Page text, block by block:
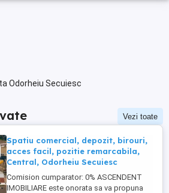
Odorheiu Secuiesc
Vezi toate
Spatiu comercial, depozit, birouri,
acces facil, pozitie remarcabila,
Central, Odorheiu Secuiesc
Comision cumparator: 0% ASCENDENT
IMOBILIARE este onorata sa va propuna